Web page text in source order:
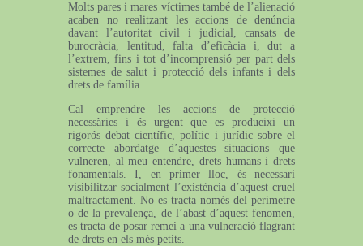
Molts pares i mares víctimes també de l’alienació
acaben no realitzant les accions de denúncia
davant l’autoritat civil i judicial, cansats de
burocràcia, lentitud, falta d’eficàcia i, dut a
l’extrem, fins i tot d’incomprensió per part dels
sistemes de salut i protecció dels infants i dels
drets de família.
Cal emprendre les accions de protecció
necessàries i és urgent que es produeixi un
rigorós debat científic, polític i jurídic sobre el
correcte abordatge d’aquestes situacions que
vulneren, al meu entendre, drets humans i drets
fonamentals. I, en primer lloc, és necessari
visibilitzar socialment l’existència d’aquest cruel
maltractament. No es tracta només del perímetre
o de la prevalença, de l’abast d’aquest fenomen,
es tracta de posar remei a una vulneració flagrant
de drets en els més petits.